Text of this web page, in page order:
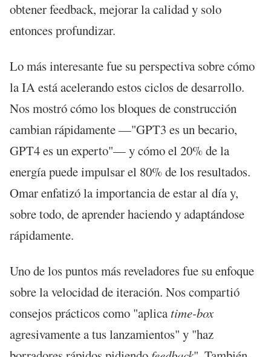
obtener feedback, mejorar la calidad y solo
entonces profundizar.
Lo más interesante fue su perspectiva sobre cómo
la IA está acelerando estos ciclos de desarrollo.
Nos mostró cómo los bloques de construcción
cambian rápidamente —"GPT3 es un becario,
GPT4 es un experto"— y cómo el 20% de la
energía puede impulsar el 80% de los resultados.
Omar enfatizó la importancia de estar al día y,
sobre todo, de aprender haciendo y adaptándose
rápidamente.
Uno de los puntos más reveladores fue su enfoque
sobre la velocidad de iteración. Nos compartió
consejos prácticos como "aplica time-box
agresivamente a tus lanzamientos" y "haz